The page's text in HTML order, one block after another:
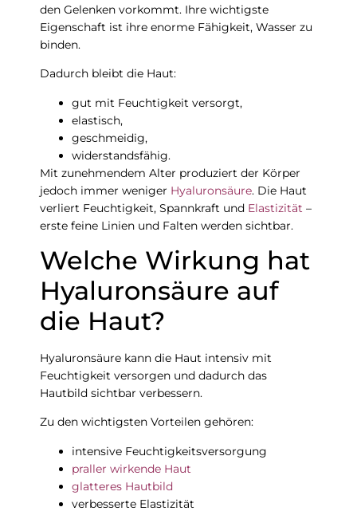
den Gelenken vorkommt. Ihre wichtigste
Eigenschaft ist ihre enorme Fähigkeit, Wasser zu
binden.
Dadurch bleibt die Haut:
gut mit Feuchtigkeit versorgt,
elastisch,
geschmeidig,
widerstandsfähig.
Mit zunehmendem Alter produziert der Körper
jedoch immer weniger Hyaluronsäure. Die Haut
verliert Feuchtigkeit, Spannkraft und Elastizität –
erste feine Linien und Falten werden sichtbar.
Welche Wirkung hat
Hyaluronsäure auf
die Haut?
Hyaluronsäure kann die Haut intensiv mit
Feuchtigkeit versorgen und dadurch das
Hautbild sichtbar verbessern.
Zu den wichtigsten Vorteilen gehören:
intensive Feuchtigkeitsversorgung
praller wirkende Haut
glatteres Hautbild
verbesserte Elastizität